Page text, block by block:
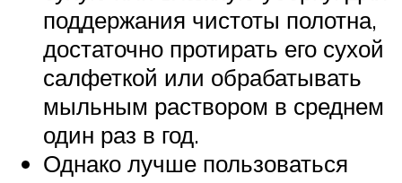
поддержания чистоты полотна,
достаточно протирать его сухой
салфеткой или обрабатывать
мыльным раствором в среднем
один раз в год.
Однако лучше пользоваться